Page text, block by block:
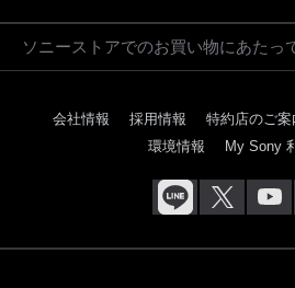
ソニーストアでのお買い物にあたっ
会社情報 採用情報 特約店のご案
環境情報
My Sony